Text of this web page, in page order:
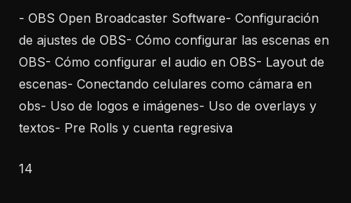
- OBS Open Broadcaster Software- Configuración
de ajustes de OBS- Cómo configurar las escenas en
OBS- Cómo configurar el audio en OBS- Layout de
escenas- Conectando celulares como cámara en
obs- Uso de logos e imágenes- Uso de overlays y
textos- Pre Rolls y cuenta regresiva
14